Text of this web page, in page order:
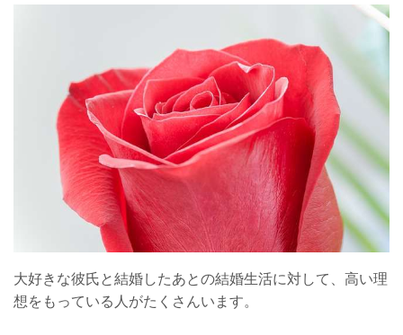
難しいのは当たり前！考え込まないように！
大好きな彼氏と結婚したあとの結婚生活に対して、高い理
想をもっている人がたくさんいます。